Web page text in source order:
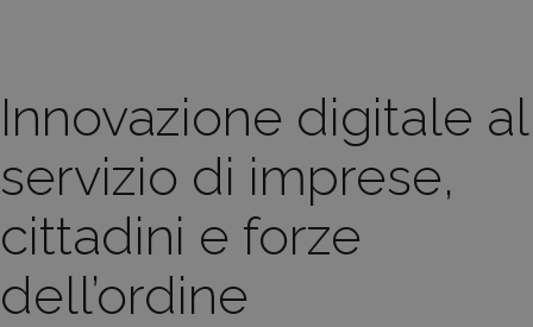
Innovazione digitale al
servizio di imprese,
cittadini e forze
dell’ordine